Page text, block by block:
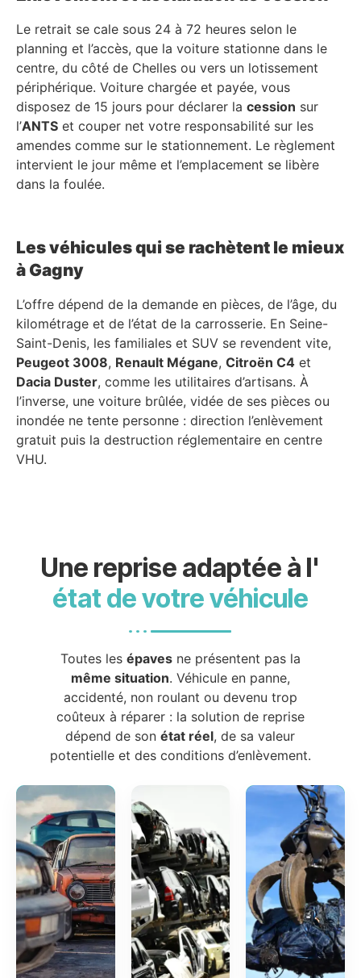
Le retrait se cale sous 24 à 72 heures selon le
planning et l’accès, que la voiture stationne dans le
centre, du côté de Chelles ou vers un lotissement
périphérique. Voiture chargée et payée, vous
disposez de 15 jours pour déclarer la cession sur
l’ANTS et couper net votre responsabilité sur les
amendes comme sur le stationnement. Le règlement
intervient le jour même et l’emplacement se libère
dans la foulée.
Les véhicules qui se rachètent le mieux
à Gagny
L’offre dépend de la demande en pièces, de l’âge, du
kilométrage et de l’état de la carrosserie. En Seine-
Saint-Denis, les familiales et SUV se revendent vite,
Peugeot 3008, Renault Mégane, Citroën C4 et
Dacia Duster, comme les utilitaires d’artisans. À
l’inverse, une voiture brûlée, vidée de ses pièces ou
inondée ne tente personne : direction l’enlèvement
gratuit puis la destruction réglementaire en centre
VHU.
Une reprise adaptée à l'
état de votre véhicule
Toutes les épavesne présentent pas la
même situation. Véhicule en panne,
accidenté, non roulant ou devenu trop
coûteux à réparer : la solution de reprise
dépend de sonétat réel, de sa valeur
potentielle et des conditions d’enlèvement.